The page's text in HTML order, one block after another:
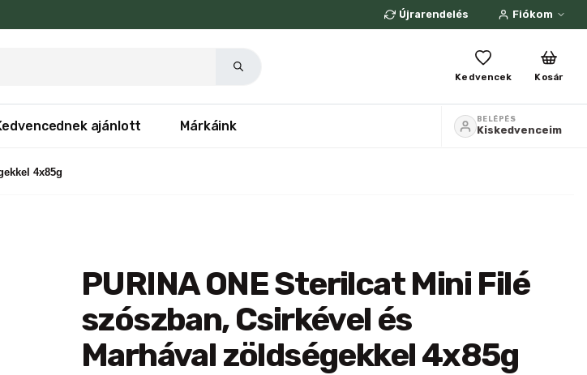
Újrarendelés Fiókom
Kedvencek Kosár
ajánlott Márkáink BELÉPÉS
Kiskedvenceim
4x85g
PURINA ONE Sterilcat Mini Filé
szószban, Csirkével és
Marhával zöldségekkel 4x85g